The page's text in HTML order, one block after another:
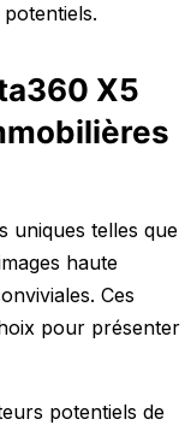
X5
uniques telles que
haute
Ces
pour présenter
potentiels de